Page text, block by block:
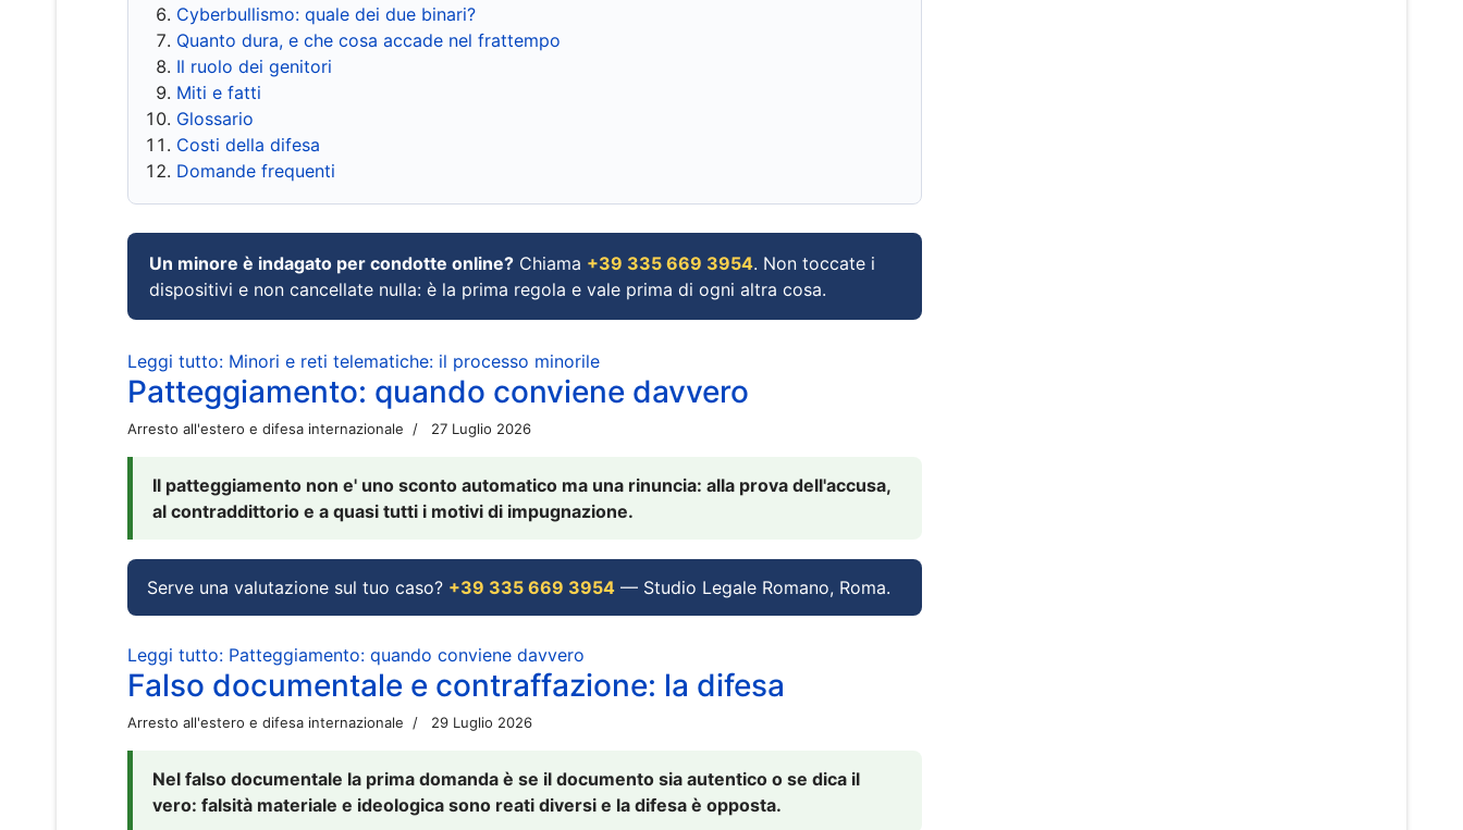
Cyberbullismo: quale dei due binari?
Quanto dura, e che cosa accade nel frattempo
Il ruolo dei genitori
Miti e fatti
Glossario
Costi della difesa
Domande frequenti
Un minore è indagato per condotte online? Chiama +39 335 669 3954. Non toccate i
dispositivi e non cancellate nulla: è la prima regola e vale prima di ogni altra cosa.
Leggi tutto: Minori e reti telematiche: il processo minorile
Patteggiamento: quando conviene davvero
Arresto all'estero e difesa internazionale 27 Luglio 2026
Il patteggiamento non e' uno sconto automatico ma una rinuncia: alla prova dell'accusa,
al contraddittorio e a quasi tutti i motivi di impugnazione.
Serve una valutazione sul tuo caso? +39 335 669 3954 — Studio Legale Romano, Roma.
Leggi tutto: Patteggiamento: quando conviene davvero
Falso documentale e contraffazione: la difesa
Arresto all'estero e difesa internazionale 29 Luglio 2026
Nel falso documentale la prima domanda è se il documento sia autentico o se dica il
vero: falsità materiale e ideologica sono reati diversi e la difesa è opposta.